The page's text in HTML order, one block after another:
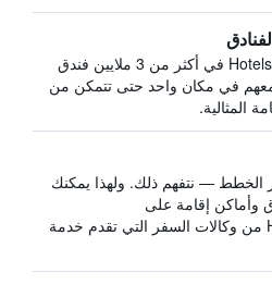
يبحث HotelsCombined في أكثر من 3 ملايين فندق
في مكان واحد حتى تتمكن من
المثالية.
الخطط — نتفهم ذلك. ولهذا يمكنك
وأماكن إقامة على
HotelsCombined من وكالات السفر التي تقدم خدمة